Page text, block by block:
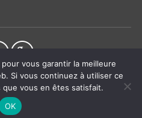
évènements
Liens utiles
Mentions légales
vous garantir la meilleure
Si vous continuez à utiliser ce
vous en êtes satisfait.
OK